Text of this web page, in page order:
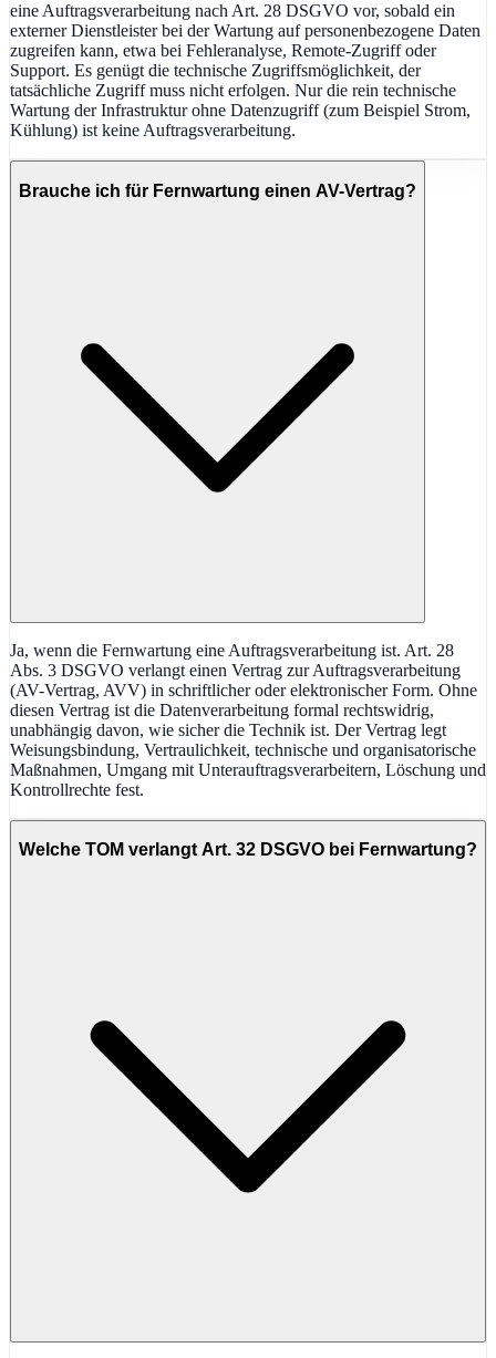
eine Auftragsverarbeitung nach Art. 28 DSGVO vor, sobald ein
externer Dienstleister bei der Wartung auf personenbezogene Daten
zugreifen kann, etwa bei Fehleranalyse, Remote-Zugriff oder
Support. Es genügt die technische Zugriffsmöglichkeit, der
tatsächliche Zugriff muss nicht erfolgen. Nur die rein technische
Wartung der Infrastruktur ohne Datenzugriff (zum Beispiel Strom,
Kühlung) ist keine Auftragsverarbeitung.
Brauche ich für Fernwartung einen AV-Vertrag?
Ja, wenn die Fernwartung eine Auftragsverarbeitung ist. Art. 28
Abs. 3 DSGVO verlangt einen Vertrag zur Auftragsverarbeitung
(AV-Vertrag, AVV) in schriftlicher oder elektronischer Form. Ohne
diesen Vertrag ist die Datenverarbeitung formal rechtswidrig,
unabhängig davon, wie sicher die Technik ist. Der Vertrag legt
Weisungsbindung, Vertraulichkeit, technische und organisatorische
Maßnahmen, Umgang mit Unterauftragsverarbeitern, Löschung und
Kontrollrechte fest.
Welche TOM verlangt Art. 32 DSGVO bei Fernwartung?